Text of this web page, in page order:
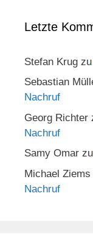
Letzte
Stefan Krug zu
Sebastian
Nachruf
Georg Richter
Nachruf
Samy Omar zu
Michael Ziems
Nachruf